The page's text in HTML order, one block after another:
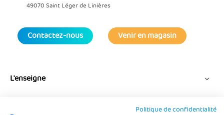
49070 Saint Léger de Linières
Contactez-nous Venir en magasin
L'enseigne 

Politique de confidentialité